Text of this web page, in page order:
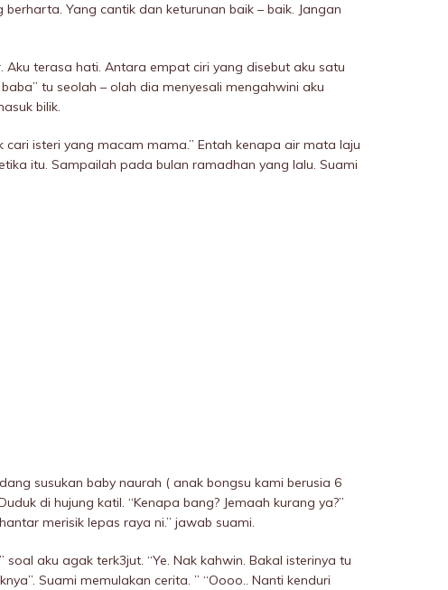
Yang cantik dan keturunan baik – baik. Jangan
Aku terasa hati. Antara empat ciri yang disebut aku satu
tu seolah – olah dia menyesali mengahwini aku
bilik.
isteri yang macam mama.” Entah kenapa air mata laju
itu. Sampailah pada bulan ramadhan yang lalu. Suami
susukan baby naurah ( anak bongsu kami berusia 6
di hujung katil. “Kenapa bang? Jemaah kurang ya?”
merisik lepas raya ni.” jawab suami.
aku agak terk3jut. “Ye. Nak kahwin. Bakal isterinya tu
Suami memulakan cerita. ” “Oooo.. Nanti kenduri